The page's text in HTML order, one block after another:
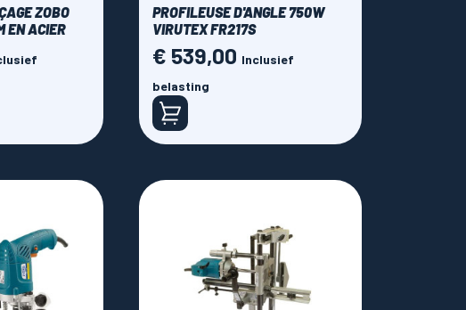
ZOBO
EN ACIER
PROFILEUSE D'ANGLE 750W
VIRUTEX FR217S
Prijs
€ 539,00 Inclusief
belasting